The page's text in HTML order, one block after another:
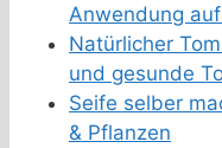
Anwendung
Natürlicher
und gesunde
Seife selber
& Pflanzen